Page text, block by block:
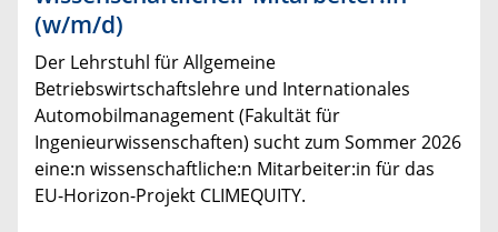
(w/m/d)
Der Lehrstuhl für Allgemeine
Betriebswirtschaftslehre und Internationales
Automobilmanagement (Fakultät für
Ingenieurwissenschaften) sucht zum Sommer 2026
eine:n wissenschaftliche:n Mitarbeiter:in für das
EU-Horizon-Projekt CLIMEQUITY.